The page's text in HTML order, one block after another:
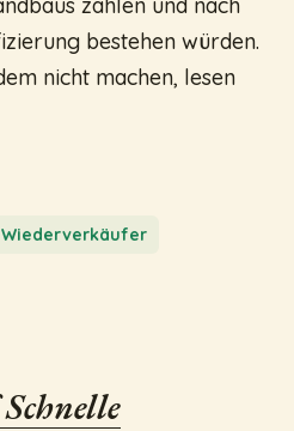
bestehen würden.
nicht machen, lesen
Wiederverkäufer